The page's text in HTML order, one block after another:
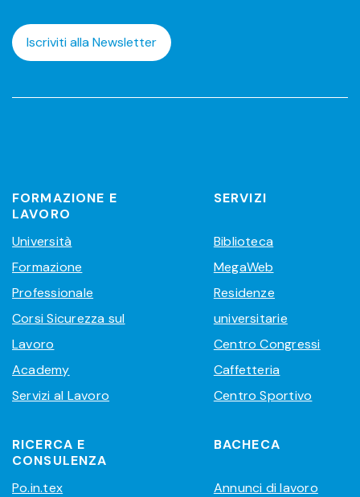
Iscriviti alla Newsletter
FORMAZIONE E
LAVORO
Università
Formazione
Professionale
Corsi Sicurezza sul
Lavoro
Academy
Servizi al Lavoro
SERVIZI
Biblioteca
MegaWeb
Residenze
universitarie
Centro Congressi
Caffetteria
Centro Sportivo
RICERCA E
CONSULENZA
Po.in.tex
BACHECA
Annunci di lavoro